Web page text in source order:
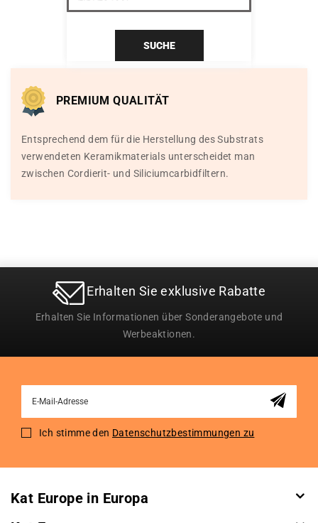
SUCHE
PREMIUM QUALITÄT
Entsprechend dem für die Herstellung des Substrats
verwendeten Keramikmaterials unterscheidet man
zwischen Cordierit- und Siliciumcarbidfiltern.
Erhalten Sie exklusive Rabatte
Erhalten Sie Informationen über Sonderangebote und
Werbeaktionen.
for
Ich stimme den Datenschutzbestimmungen zu
Kat Europe in Europa